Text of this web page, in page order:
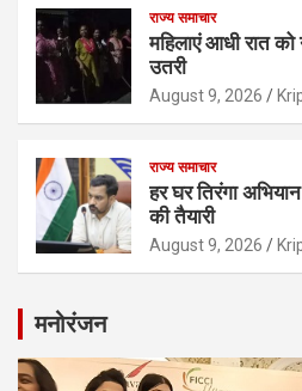
राज्य समाचार
महिलाएं आधी रात
उतरी
August 9, 2026
राज्य समाचार
हर घर तिरंगा
की तैयारी
August 9, 2026
मनोरंजन